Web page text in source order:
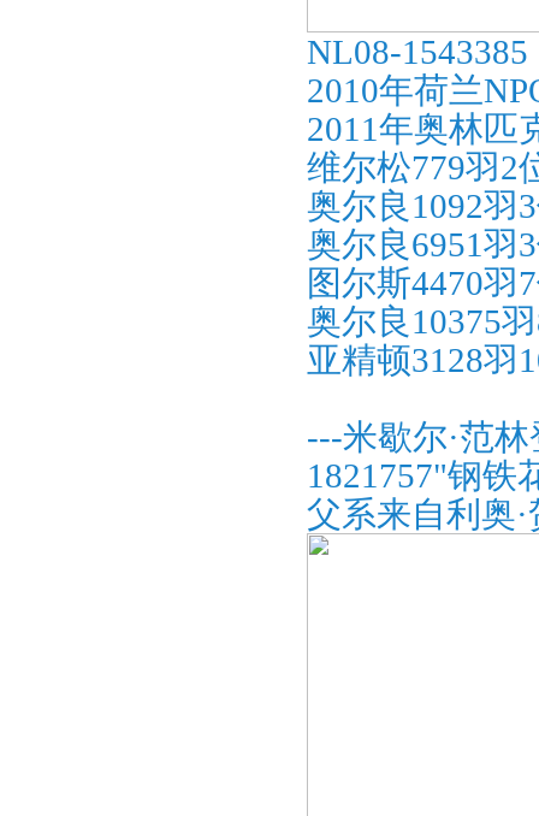
NL08-1543385
2010年荷兰
2011年奥林匹
维尔松779羽2
奥尔良1092羽
奥尔良6951羽
图尔斯4470羽
奥尔良10375
亚精顿3128羽
---米歇尔·范
1821757"钢铁
父系来自利奥